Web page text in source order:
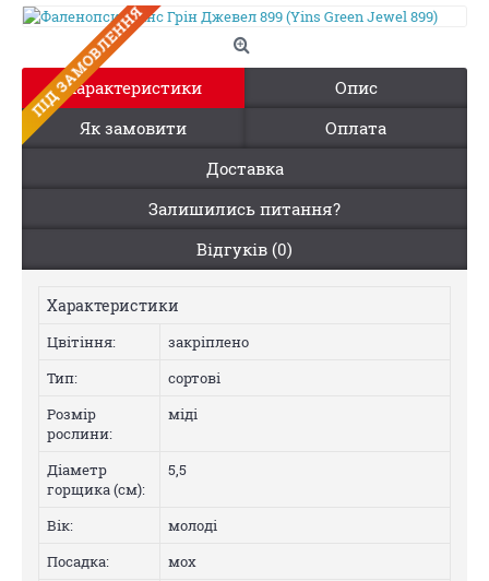
ПIД ЗАМОВЛЕННЯ
Характеристики
Опис
Як замовити
Оплата
Доставка
Залишились питання?
Відгуків (0)
Характеристики
Цвiтiння:
закріплено
Тип:
сортові
Розмір
рослини:
міді
Діаметр
горщика (см):
5,5
Вік:
молоді
Посадка:
мох